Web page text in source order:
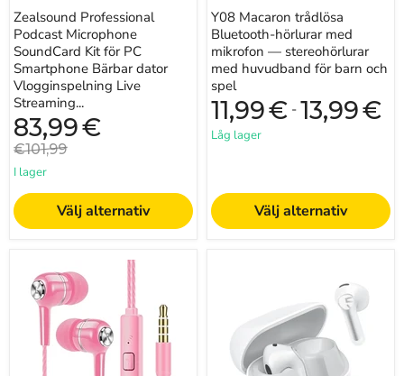
Zealsound Professional
Podcast Microphone
SoundCard Kit för PC
Smartphone Bärbar dator
Vlogginspelning Live
Streaming...
Nuvarande
pris
83,99€
Originalpris
€101,99
I lager
Välj alternativ
Y08 Macaron trådlösa
Bluetooth-hörlurar med
mikrofon — stereohörlurar
med huvudband för barn och
spel
11,99€ - 13,99€
Låg lager
Välj alternativ
trådbundna
hörlurar
mikrofon
Bluetooth